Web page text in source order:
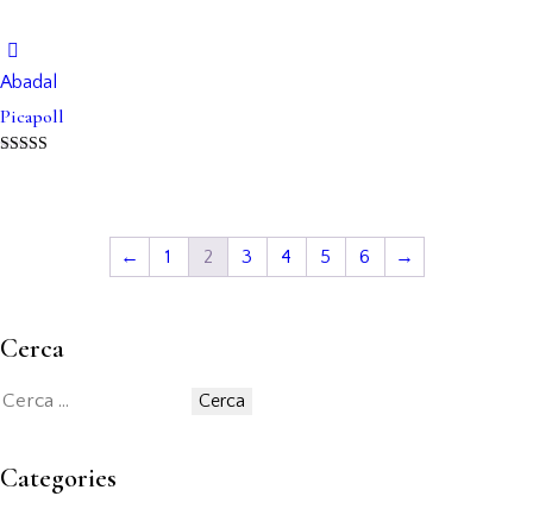
Abadal
Picapoll
← 1 2 3 4 5 6 →
Cerca
Categories